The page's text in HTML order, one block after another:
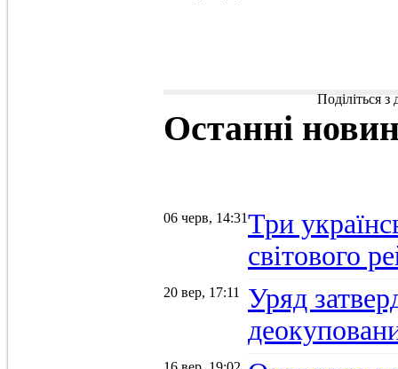
Поділіться
Останні
06 черв, 14:31Три
світового
20 вер, 17:11
Уряд